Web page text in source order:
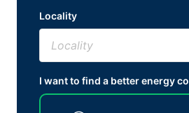
Locality
I want to find a better energy